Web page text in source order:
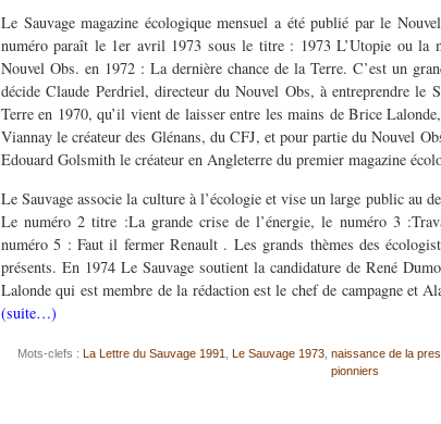
Le Sauvage magazine écologique mensuel a été publié par le
numéro paraît le 1er avril 1973 sous le titre : 1973 L’Utopie ou
Nouvel Obs. en 1972 : La dernière chance de la Terre. C’est un
décide Claude Perdriel, directeur du Nouvel Obs, à entreprendre le
Terre en 1970, qu’il vient de laisser entre les mains de Brice
Viannay le créateur des Glénans, du CFJ, et pour partie du Nouvel
Edouard Golsmith le créateur en Angleterre du premier magazine
Le Sauvage associe la culture à l’écologie et vise un large public au
Le numéro 2 titre :La grande crise de l’énergie, le numéro 3
numéro 5 : Faut il fermer Renault . Les grands thèmes des
présents. En 1974 Le Sauvage soutient la candidature de René
Lalonde qui est membre de la rédaction est le chef de campagne et
(suite…)
Mots-clefs : La Lettre du Sauvage 1991 Le Sauvage 1973 naissance de la
pionniers